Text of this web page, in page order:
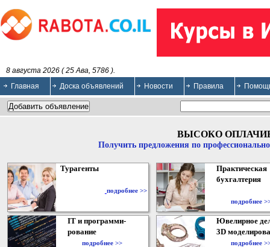
8 августа 2026 ( 25 Ава, 5786 ).
Главная
Доска объявлений Новости Правила
ВЫСОКО
Получить предложения по
Турагенты
подробнее >>
Практическая
бухгалтерия
подробнее
IT и программи-
рование
подробнее >>
Ювелирное
3D
подробнее